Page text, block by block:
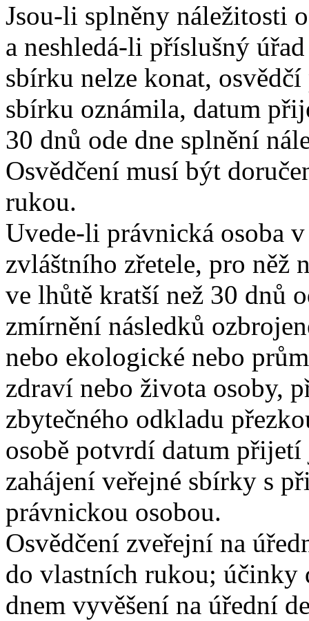
Jsou-li splněny náležitosti
a neshledá-li příslušný
sbírku nelze konat,
sbírku oznámila, datum
30 dnů ode dne splnění
Osvědčení musí být
rukou.
Uvede-li právnická osoba
zvláštního zřetele, pro něž
ve lhůtě kratší než 30 dnů
zmírnění následků
nebo ekologické nebo
zdraví nebo života osoby,
zbytečného odkladu
osobě potvrdí datum
zahájení veřejné sbírky s
právnickou osobou.
Osvědčení zveřejní na
do vlastních rukou; účinky
dnem vyvěšení na úřední